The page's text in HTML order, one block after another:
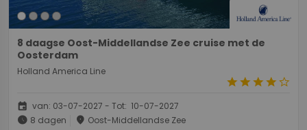
8 daagse Oost-Middellandse Zee cruise met de
Oosterdam
Holland America Line
starstarstarstarstar_border
event van: 03-07-2027 - Tot: 10-07-2027
schedule 8 dagen place Oost-Middellandse Zee